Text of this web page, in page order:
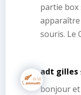
partie box
apparaître
souris. Le
adt gilles
bonjour